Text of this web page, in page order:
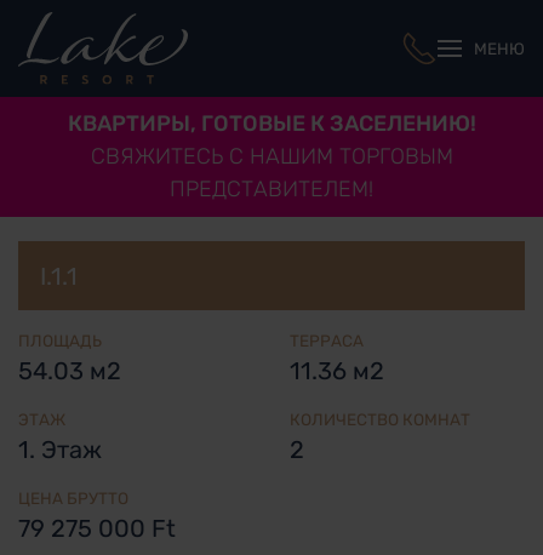
МЕНЮ
КВАРТИРЫ, ГОТОВЫЕ К ЗАСЕЛЕНИЮ!
СВЯЖИТЕСЬ С НАШИМ ТОРГОВЫМ
ПРЕДСТАВИТЕЛЕМ!
I.1.1
ПЛОЩАДЬ
54.03 м2
ТЕРРАСА
11.36 м2
ЭТАЖ
1. Этаж
КОЛИЧЕСТВО КОМНАТ
2
ЦЕНА БРУТТО
79 275 000 Ft